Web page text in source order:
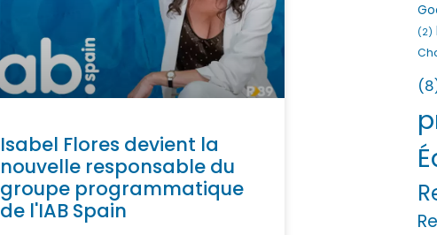
Isabel Flores devient la
nouvelle responsable du
groupe programmatique
de l'IAB Spain
(2)